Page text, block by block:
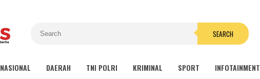
SEARCH
NASIONAL DAERAH TNI POLRI KRIMINAL SPORT INFOTAINMENT